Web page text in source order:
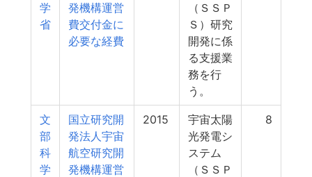
学
省
発機構運営
費交付金に
必要な経費
（ＳＳＰ
Ｓ）研究
開発に係
る支援業
務を行
う。
文
部
科
学
国立研究開
発法人宇宙
航空研究開
発機構運営
2015
宇宙太陽
光発電シ
ステム
（ＳＳＰ
8